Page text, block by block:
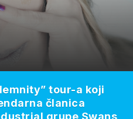
tour-a koji
članica
grupe Swans,